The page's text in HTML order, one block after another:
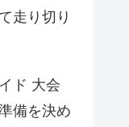
走り切り
ド 大会
備を決め